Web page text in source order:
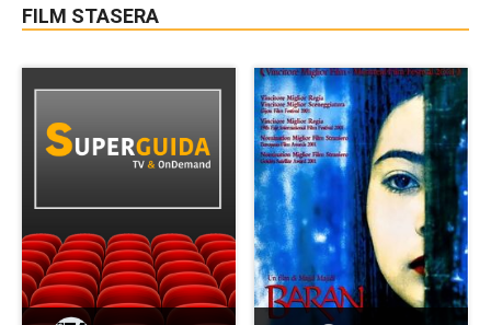
FILM STASERA